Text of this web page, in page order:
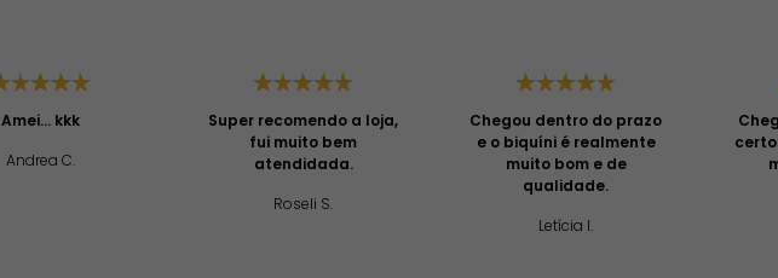
Amei... kkk
Andrea C.
Super recomendo a loja,
fui muito bem
atendidada.
Roseli S.
Chegou dentro do prazo
e o biquíni é realmente
muito bom e de
qualidade.
Letícia I.